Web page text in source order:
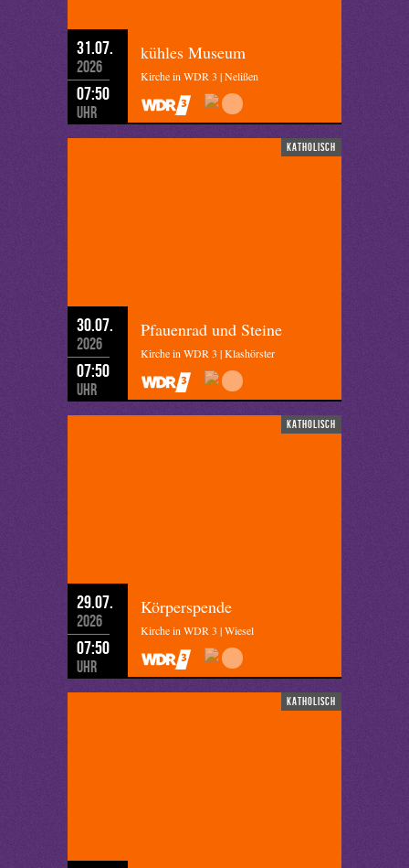
31.07.
2026
07:50
Uhr
kühles Museum
Kirche in WDR 3 | Nelißen
katholisch
30.07.
2026
07:50
Uhr
Pfauenrad und Steine
Kirche in WDR 3 | Klashörster
katholisch
29.07.
2026
07:50
Uhr
Körperspende
Kirche in WDR 3 | Wiesel
katholisch